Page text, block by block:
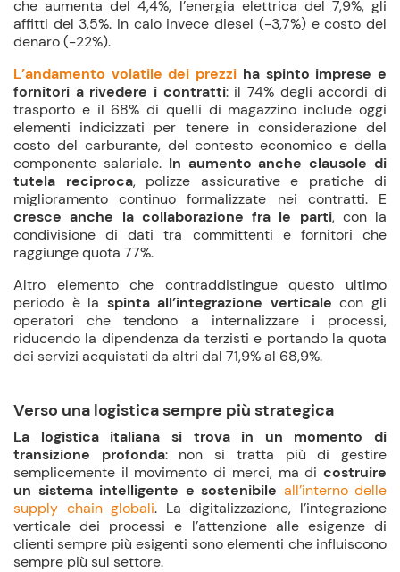
che aumenta del 4,4%, l’energia elettrica del 7,9%, gli
affitti del 3,5%. In calo invece diesel (-3,7%) e costo del
denaro (-22%).
L’andamento volatile dei prezzi ha spinto imprese e
fornitori a rivedere i contratti: il 74% degli accordi di
trasporto e il 68% di quelli di magazzino include oggi
elementi indicizzati per tenere in considerazione del
costo del carburante, del contesto economico e della
componente salariale. In aumento anche clausole di
tutela reciproca, polizze assicurative e pratiche di
miglioramento continuo formalizzate nei contratti. E
cresce anche la collaborazione fra le parti, con la
condivisione di dati tra committenti e fornitori che
raggiunge quota 77%.
Altro elemento che contraddistingue questo ultimo
periodo è la spinta all’integrazione verticale con gli
operatori che tendono a internalizzare i processi,
riducendo la dipendenza da terzisti e portando la quota
dei servizi acquistati da altri dal 71,9% al 68,9%.
Verso una logistica sempre più strategica
La logistica italiana si trova in un momento di
transizione profonda: non si tratta più di gestire
semplicemente il movimento di merci, ma di costruire
un sistema intelligente e sostenibile all’interno delle
supply chain globali. La digitalizzazione, l’integrazione
verticale dei processi e l’attenzione alle esigenze di
clienti sempre più esigenti sono elementi che influiscono
sempre più sul settore.